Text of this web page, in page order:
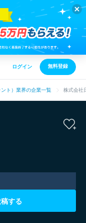
ログイン 無料登録
ト）業界の企業一覧 株式会社
する